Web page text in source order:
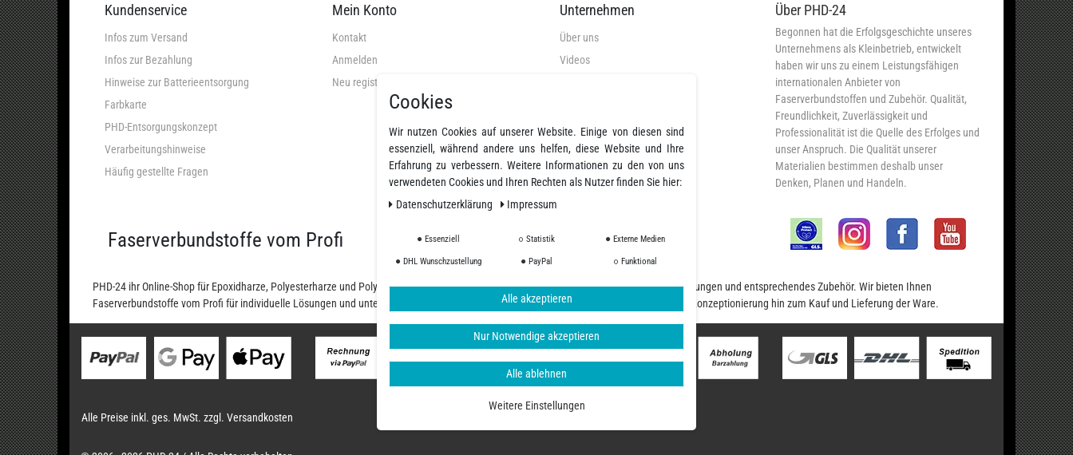
Kundenservice
Infos zum Versand
Infos zur Bezahlung
Hinweise zur Batterieentsorgung
Farbkarte
PHD-Entsorgungskonzept
Verarbeitungshinweise
Häufig gestellte Fragen
Mein Konto
Kontakt
Anmelden
Neu registrieren
Unternehmen
Über uns
Videos
Widerrufsrecht
Widerrufsformular
Impressum
Über PHD-24
Begonnen hat die Erfolgsgeschichte unseres
Unternehmens als Kleinbetrieb, entwickelt
haben wir uns zu einem Leistungsfähigen
internationalen Anbieter von
Faserverbundstoffen und Zubehör. Qualität,
Freundlichkeit, Zuverlässigkeit und
Professionalität ist die Quelle des Erfolges und
unser Anspruch. Die Qualität unserer
Materialien bestimmen deshalb unser
Denken, Planen und Handeln.
Faserverbundstoffe vom Profi
PHD-24 ihr Online-Shop für Epoxidharze, Polyesterharze und Polyurethanharze und einer großen Auswahl an Fasern, Geweben, Beschichtungen und entsprechendes Zubehör. Wir bieten Ihnen
Faserverbundstoffe vom Profi für individuelle Lösungen und unterschiedliche Ansprüche, unser Team begleitet Sie von der Planung und Konzeptionierung hin zum Kauf und Lieferung der Ware.
Alle Preise inkl. ges. MwSt. zzgl. Versandkosten
Cookies
Wir nutzen Cookies auf unserer Website. Einige von diesen sind
essenziell, während andere uns helfen, diese Website und Ihre
Erfahrung zu verbessern. Weitere Informationen zu den von uns
verwendeten Cookies und Ihren Rechten als Nutzer finden Sie hier:
Daten­schutz­erklärung
Impressum
Essenziell Statistik Externe Medien
DHL Wunschzustellung PayPal Funktional
Alle akzeptieren
Nur Notwendige akzeptieren
Alle ablehnen
Weitere Einstellungen